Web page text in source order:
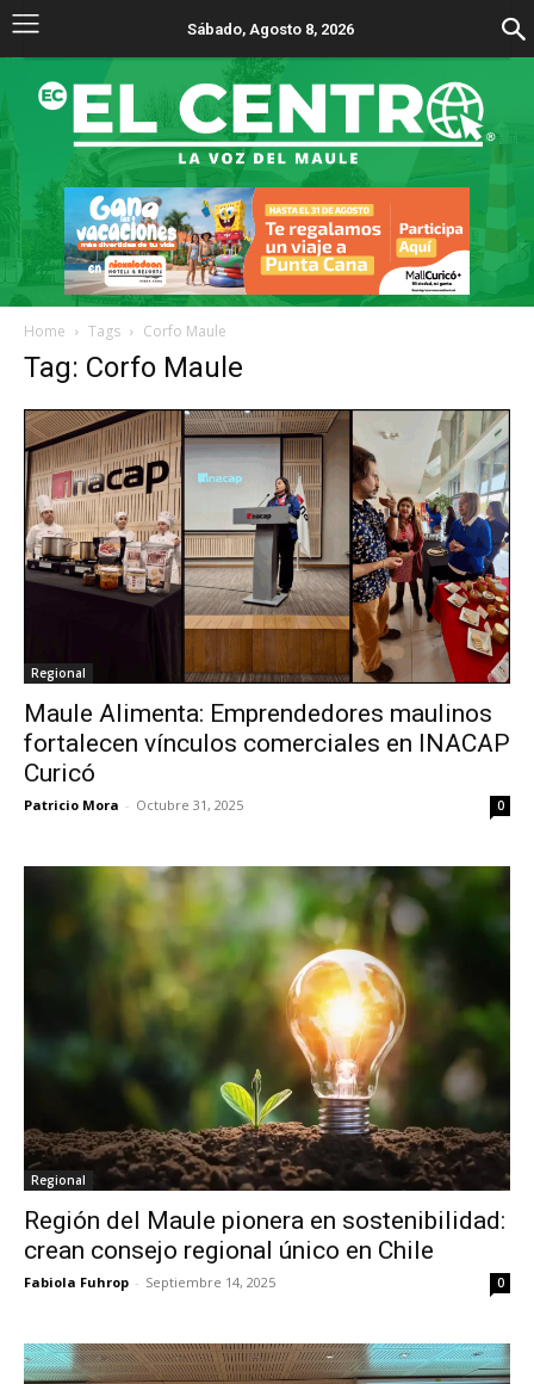
Sábado, Agosto 8, 2026
Home Tags Corfo Maule
Tag: Corfo Maule
Regional
Maule Alimenta: Emprendedores maulinos
fortalecen vínculos comerciales en INACAP
Curicó
Patricio Mora - Octubre 31, 2025 0
Regional
Región del Maule pionera en sostenibilidad:
crean consejo regional único en Chile
Fabiola Fuhrop - Septiembre 14, 2025 0